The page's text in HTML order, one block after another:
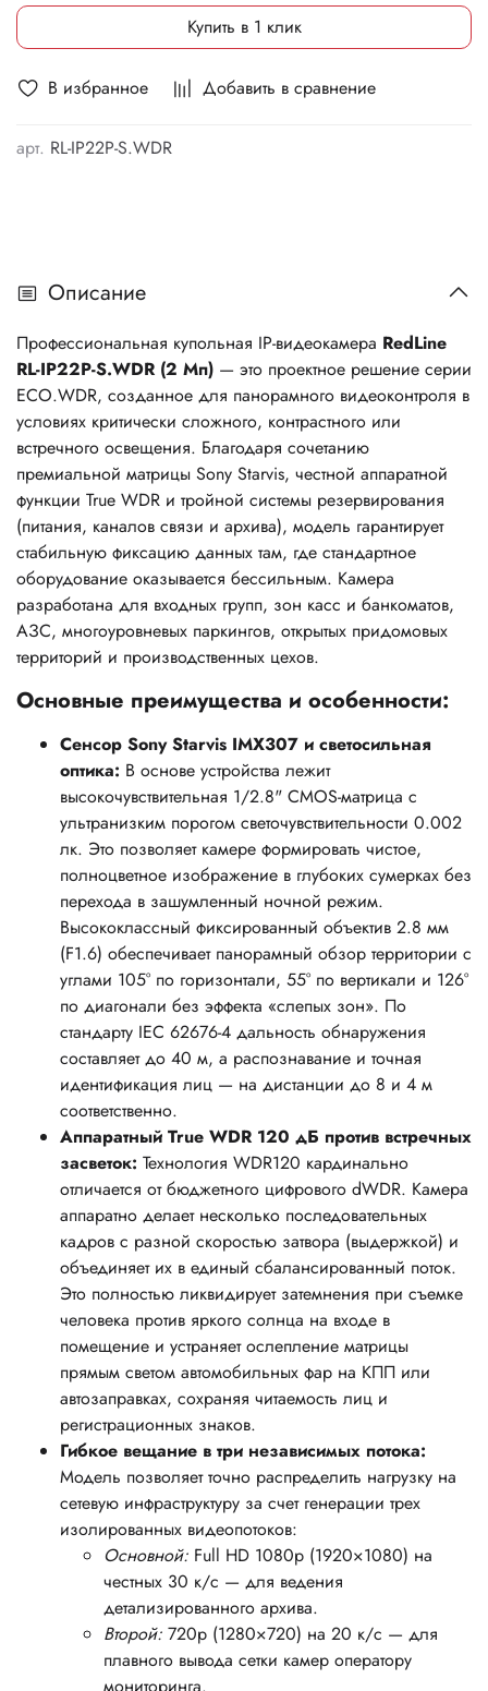
В избранное Добавить в сравнение
арт. RL-IP22P-S.WDR
Купить в 1 клик
Описание
Профессиональная купольная IP-видеокамера RedLine
RL-IP22P-S.WDR (2 Мп) — это проектное решение серии
ECO.WDR, созданное для панорамного видеоконтроля в
условиях критически сложного, контрастного или
встречного освещения. Благодаря сочетанию
премиальной матрицы Sony Starvis, честной аппаратной
функции True WDR и тройной системы резервирования
(питания, каналов связи и архива), модель гарантирует
стабильную фиксацию данных там, где стандартное
оборудование оказывается бессильным. Камера
разработана для входных групп, зон касс и банкоматов,
АЗС, многоуровневых паркингов, открытых придомовых
территорий и производственных цехов.
Основные преимущества и особенности:
Сенсор Sony Starvis IMX307 и светосильная
оптика: В основе устройства лежит
высокочувствительная 1/2.8" CMOS-матрица с
ультранизким порогом светочувствительности 0.002
лк. Это позволяет камере формировать чистое,
полноцветное изображение в глубоких сумерках без
перехода в зашумленный ночной режим.
Высококлассный фиксированный объектив 2.8 мм
(F1.6) обеспечивает панорамный обзор территории с
углами 105° по горизонтали, 55° по вертикали и 126°
по диагонали без эффекта «слепых зон». По
стандарту IEC 62676-4 дальность обнаружения
составляет до 40 м, а распознавание и точная
идентификация лиц — на дистанции до 8 и 4 м
соответственно.
Аппаратный True WDR 120 дБ против встречных
засветок: Технология WDR120 кардинально
отличается от бюджетного цифрового dWDR. Камера
аппаратно делает несколько последовательных
кадров с разной скоростью затвора (выдержкой) и
объединяет их в единый сбалансированный поток.
Это полностью ликвидирует затемнения при съемке
человека против яркого солнца на входе в
помещение и устраняет ослепление матрицы
прямым светом автомобильных фар на КПП или
автозаправках, сохраняя читаемость лиц и
регистрационных знаков.
Гибкое вещание в три независимых потока:
Модель позволяет точно распределить нагрузку на
сетевую инфраструктуру за счет генерации трех
изолированных видеопотоков:
Основной: Full HD 1080p (1920×1080) на
честных 30 к/с — для ведения
детализированного архива.
Второй: 720p (1280×720) на 20 к/с — для
плавного вывода сетки камер оператору